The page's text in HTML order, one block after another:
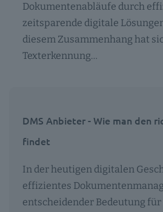
Dokumentenabläufe durch
zeitsparende digitale
diesem Zusammenhang hat
Texterkennung…
DMS Anbieter - Wie man den
findet
In der heutigen digitalen
effizientes
entscheidender Bedeutung